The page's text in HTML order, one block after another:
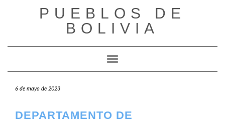
PUEBLOS DE
BOLIVIA
Cambiar modo de navegación
6 de mayo de 2023
DEPARTAMENTO DE